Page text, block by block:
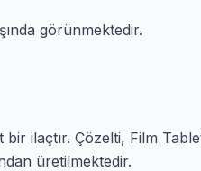
görünmektedir.
bir ilaçtır. Çözelti, Film
üretilmektedir.